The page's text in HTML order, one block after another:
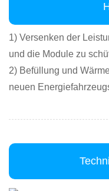
1) Versenken der
und die Module zu
2) Befüllung und
neuen